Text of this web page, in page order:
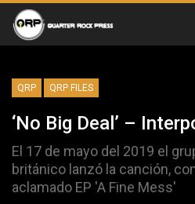
QRP QRP FILES
‘No Big Deal’ –
El 17 de mayo del 2019 el
británico lanzó la canción,
aclamado EP 'A Fine Mess'